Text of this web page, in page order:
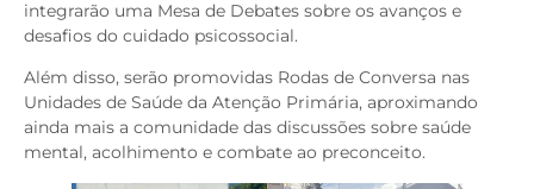
integrarão uma Mesa de Debates sobre os avanços e
desafios do cuidado psicossocial.
Além disso, serão promovidas Rodas de Conversa nas
Unidades de Saúde da Atenção Primária, aproximando
ainda mais a comunidade das discussões sobre saúde
mental, acolhimento e combate ao preconceito.